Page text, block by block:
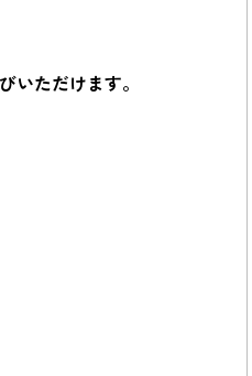
いただけます。